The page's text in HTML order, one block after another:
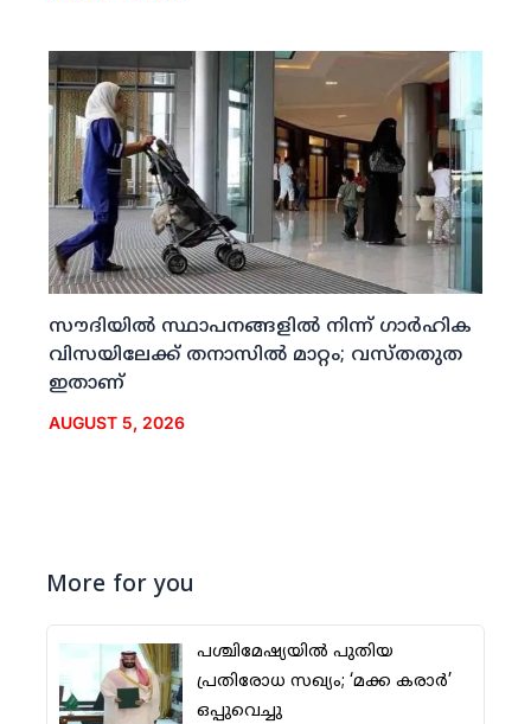
സൗദിയില്‍ സ്ഥാപനങ്ങളില്‍ നിന്ന് ഗാര്‍ഹിക
വിസയിലേക്ക് തനാസില്‍ മാറ്റം; വസ്തതുത
ഇതാണ്
AUGUST 5, 2026
More for you
പശ്ചിമേഷ്യയില്‍ പുതിയ
പ്രതിരോധ സഖ്യം; ‘മക്ക കരാര്‍’
ഒപ്പുവെച്ചു